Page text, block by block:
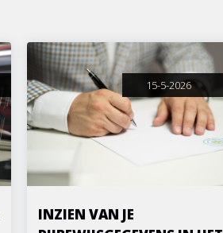
15-5-2026
INZIEN VAN JE